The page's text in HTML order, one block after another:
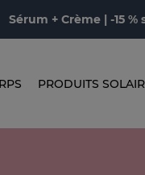
Sérum + Crème | -15
PRODUITS